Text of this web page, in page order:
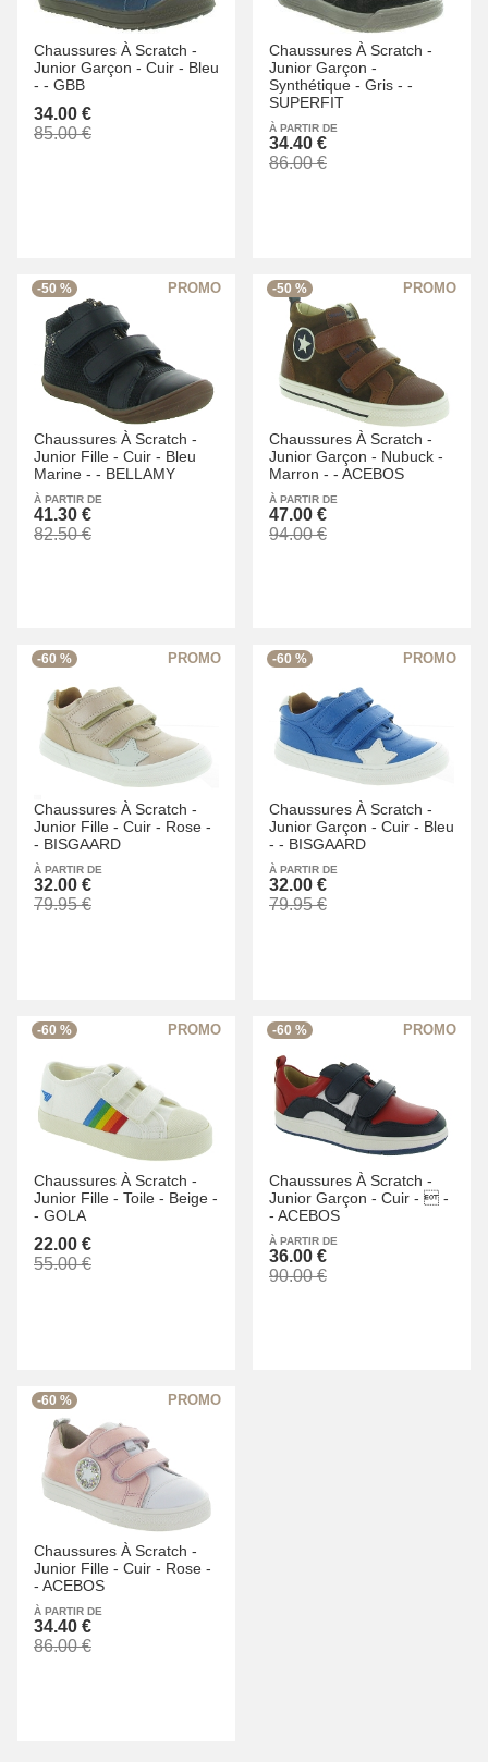
Chaussures À Scratch -
Junior Garçon - Cuir - Bleu
- - GBB
34.00 €
85.00 €
Chaussures À Scratch -
Junior Garçon -
Synthétique - Gris - -
SUPERFIT
À PARTIR DE
34.40 €
86.00 €
-50 %
Chaussures À Scratch -
Junior Fille - Cuir - Bleu
Marine - - BELLAMY
À PARTIR DE
41.30 €
82.50 €
-50 %
Chaussures À Scratch -
Junior Garçon - Nubuck -
Marron - - ACEBOS
À PARTIR DE
47.00 €
94.00 €
-60 %
Chaussures À Scratch -
Junior Fille - Cuir - Rose -
- BISGAARD
À PARTIR DE
32.00 €
79.95 €
-60 %
Chaussures À Scratch -
Junior Garçon - Cuir - Bleu
- - BISGAARD
À PARTIR DE
32.00 €
79.95 €
-60 %
Chaussures À Scratch -
Junior Fille - Toile - Beige -
- GOLA
22.00 €
55.00 €
-60 %
Chaussures À Scratch -
Junior Garçon - Cuir -  -
- ACEBOS
À PARTIR DE
36.00 €
90.00 €
-60 %
Chaussures À Scratch -
Junior Fille - Cuir - Rose -
- ACEBOS
À PARTIR DE
34.40 €
86.00 €